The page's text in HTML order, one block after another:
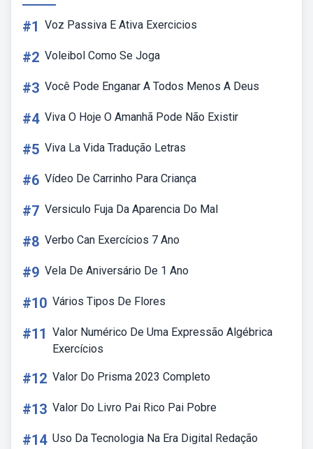
#1 Voz Passiva E Ativa Exercicios
#2 Voleibol Como Se Joga
#3 Você Pode Enganar A Todos Menos A Deus
#4 Viva O Hoje O Amanhã Pode Não Existir
#5 Viva La Vida Tradução Letras
#6 Vídeo De Carrinho Para Criança
#7 Versiculo Fuja Da Aparencia Do Mal
#8 Verbo Can Exercícios 7 Ano
#9 Vela De Aniversário De 1 Ano
#10 Vários Tipos De Flores
#11 Valor Numérico De Uma Expressão Algébrica
Exercícios
#12 Valor Do Prisma 2023 Completo
#13 Valor Do Livro Pai Rico Pai Pobre
#14 Uso Da Tecnologia Na Era Digital Redação